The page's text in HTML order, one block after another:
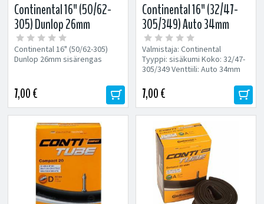
Continental 16" (50/62-
305) Dunlop 26mm
sisärengas
Continental 16" (50/62-305)
Dunlop 26mm sisärengas
7,00 €
Continental 16" (32/47-
305/349) Auto 34mm
sisärengas
Valmistaja: Continental
Tyyppi: sisäkumi Koko: 32/47-
305/349 Venttiili: Auto 34mm
7,00 €